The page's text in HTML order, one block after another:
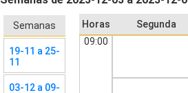
Semanas
19-11 a 25-
11
03-12 a 09-
Horas
Segunda
09:00